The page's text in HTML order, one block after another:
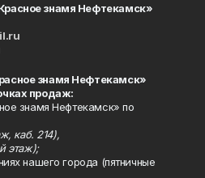
знамя Нефтекамск»
знамя Нефтекамск»
продаж:
знамя Нефтекамск» по
каб. 214),
этаж);
нашего города (пятничные